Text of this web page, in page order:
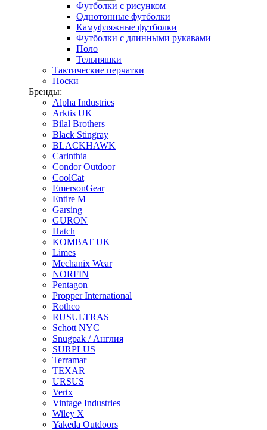
Футболки с рисунком
Однотонные футболки
Камуфляжные футболки
Футболки с длинными рукавами
Поло
Тельняшки
Тактические перчатки
Носки
Бренды:
Alpha Industries
Arktis UK
Bilal Brothers
Black Stingray
BLACKHAWK
Carinthia
Condor Outdoor
CoolCat
EmersonGear
Entire M
Garsing
GURON
Hatch
KOMBAT UK
Limes
Mechanix Wear
NORFIN
Pentagon
Propper International
Rothco
RUSULTRAS
Schott NYC
Snugpak / Англия
SURPLUS
Terramar
TEXAR
URSUS
Vertx
Vintage Industries
Wiley X
Yakeda Outdoors